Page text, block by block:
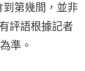
第幾間，並非
評語根據記者
準。